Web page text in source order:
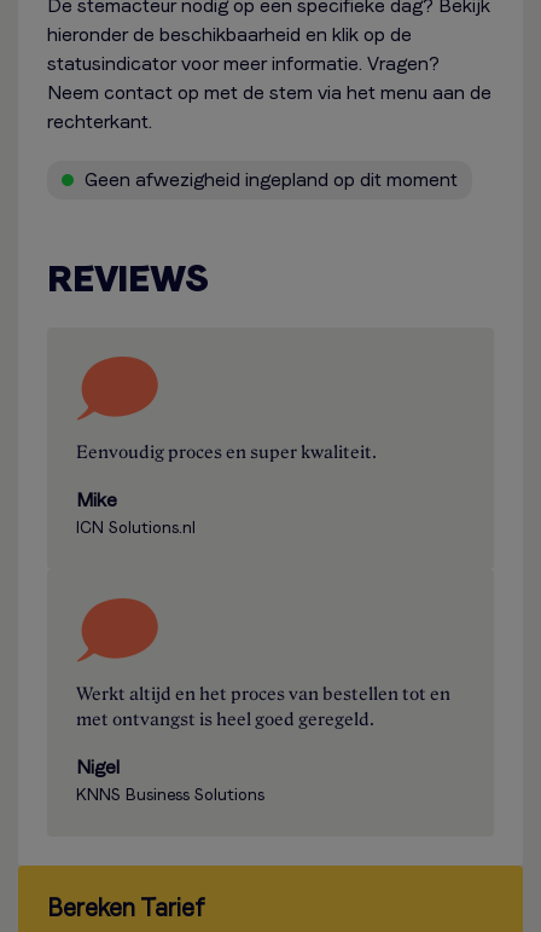
De stemacteur nodig op een specifieke dag? Bekijk
hieronder de beschikbaarheid en klik op de
statusindicator voor meer informatie. Vragen?
Neem contact op met de stem via het menu aan de
rechterkant.
Geen afwezigheid ingepland op dit moment
REVIEWS
Eenvoudig proces en super kwaliteit.
Mike
ICN Solutions.nl
Werkt altijd en het proces van bestellen tot en
met ontvangst is heel goed geregeld.
Nigel
KNNS Business Solutions
Bereken Tarief